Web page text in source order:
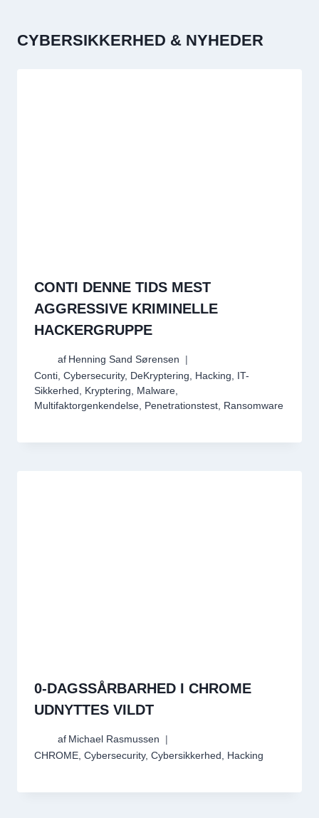
CYBERSIKKERHED & NYHEDER
CONTI DENNE TIDS MEST
AGGRESSIVE KRIMINELLE
HACKERGRUPPE
af Henning Sand Sørensen
Conti Cybersecurity, DeKryptering Hacking
IT-
Sikkerhed
Kryptering Malware
Multifaktorgenkendelse Penetrationstest Ransomware
0-DAGSSÅRBARHED I CHROME
UDNYTTES VILDT
af Michael Rasmussen
CHROME Cybersecurity, Cybersikkerhed Hacking